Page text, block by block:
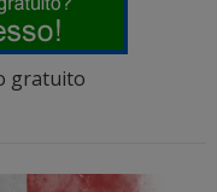
gratuito